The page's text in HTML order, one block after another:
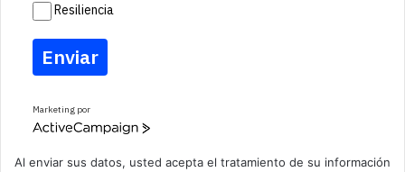
Resiliencia
Enviar
Marketing por
A
Al enviar sus datos, usted acepta el tratamiento de su información